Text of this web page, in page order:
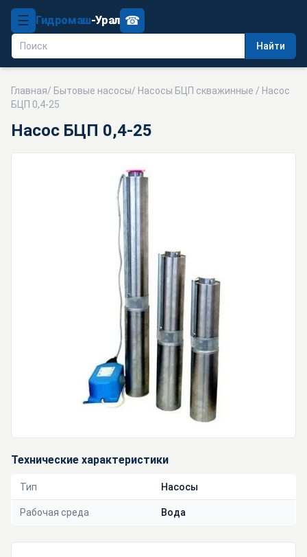
☰ Гидромаш-Урал
Найти
☎
Главная/ Бытовые насосы/ Насосы БЦП скважинные / Насос
БЦП 0,4-25
Насос БЦП 0,4-25
Технические характеристики
Тип Насосы
Рабочая среда Вода